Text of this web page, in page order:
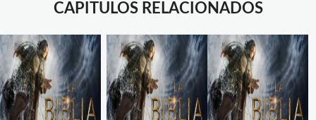
CAPITULOS RELACIONADOS